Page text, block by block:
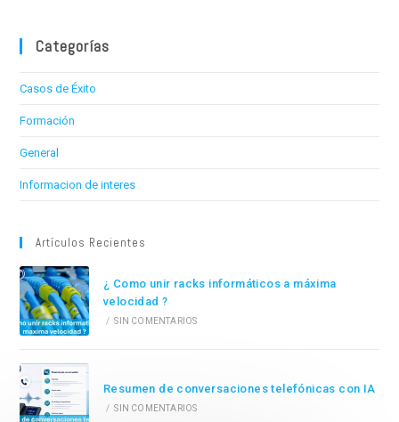
Categorías
Casos de Éxito
Formación
General
Informacion de interes
Artículos Recientes
¿ Como unir racks informáticos a máxima
velocidad ?
/ SIN COMENTARIOS
Resumen de conversaciones telefónicas con IA
/ SIN COMENTARIOS